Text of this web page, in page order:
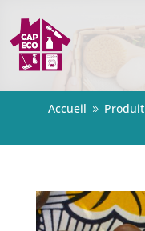
Accueil 9 Produit